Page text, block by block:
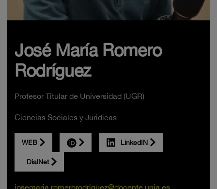
José María Romero
Rodríguez
Profesor Titular de Universidad (UGR)
Ciencias Sociales y Juridicas
WEB LinkedIN
DialNet
josemaria.romerorodriguez@docente.unia.es